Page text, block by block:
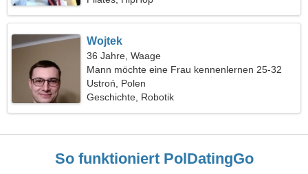
Wojtek
36 Jahre, Waage
Mann möchte eine Frau kennenlernen 25-32
Ustroń, Polen
Geschichte, Robotik
So funktioniert PolDatingGo